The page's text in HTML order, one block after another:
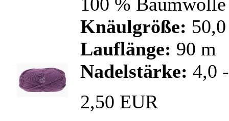
Knäulgröße:
Lauflänge: 90 m
Nadelstärke: 4,0
2,50 EUR